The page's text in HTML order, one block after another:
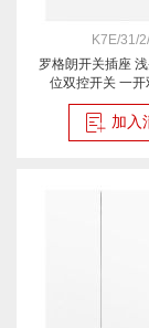
K7E/31/
罗格朗开关插座
位双控开关 一
加入